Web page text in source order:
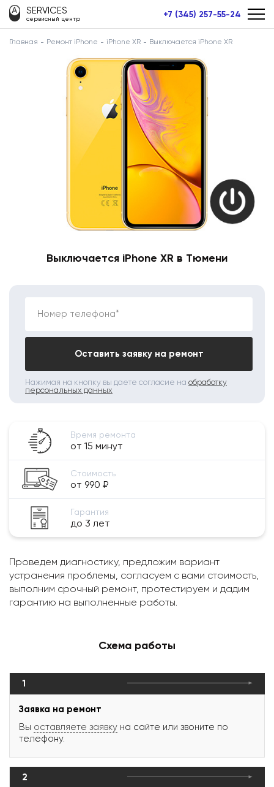
SERVICES
сервисный центр +7 (345) 257-55-24
Главная Ремонт iPhone iPhone XR Выключается iPhone XR
Выключается iPhone XR в Тюмени
Номер телефона*
Оставить заявку на ремонт
Нажимая на кнопку вы даете согласие на обработку
персональных данных
Время ремонта
от 15 минут
Стоимость
от 990 ₽
Гарантия
до 3 лет
Проведем диагностику, предложим вариант
устранения проблемы, согласуем с вами стоимость,
выполним срочный ремонт, протестируем и дадим
гарантию на выполненные работы.
Схема работы
1
Заявка на ремонт
Вы оставляете заявку на сайте или звоните по
телефону.
2